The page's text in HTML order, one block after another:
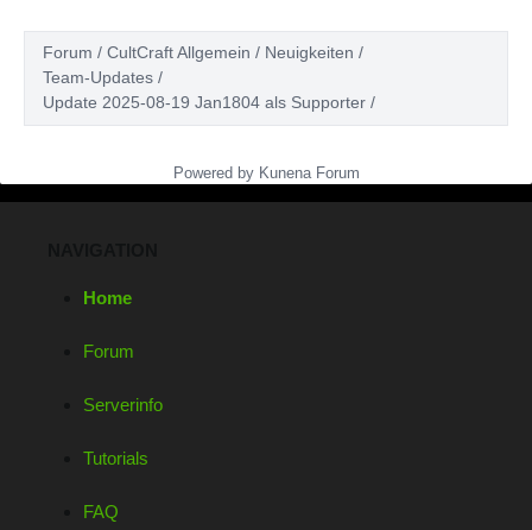
Forum CultCraft Allgemein
Neuigkeiten
Team-Updates
Update 2025-08-19 Jan1804 als Supporter
Powered by Kunena Forum
Home
Forum
Serverinfo
Tutorials
FAQ